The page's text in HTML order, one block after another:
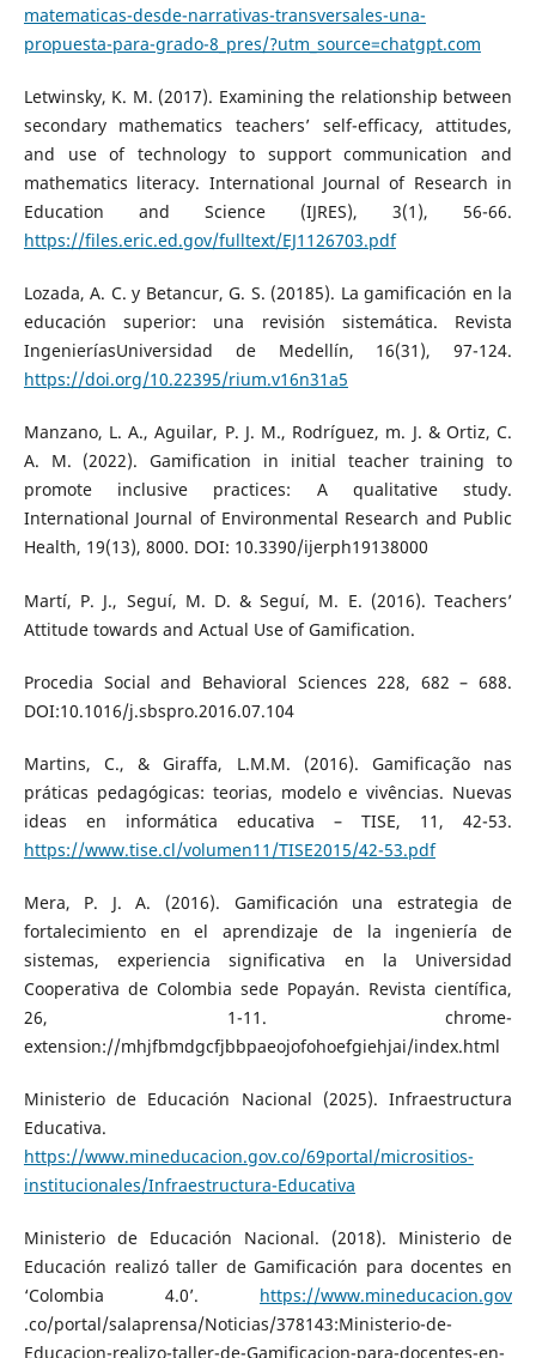
matematicas-desde-narrativas-transversales-una-
propuesta-para-grado-8_pres/?utm_source=chatgpt.com
Letwinsky, K. M. (2017). Examining the relationship between
secondary mathematics teachers’ self-efficacy, attitudes,
and use of technology to support communication and
mathematics literacy. International Journal of Research in
Education and Science (IJRES), 3(1), 56-66.
https://files.eric.ed.gov/fulltext/EJ1126703.pdf
Lozada, A. C. y Betancur, G. S. (20185). La gamificación en la
educación superior: una revisión sistemática. Revista
IngenieríasUniversidad de Medellín, 16(31), 97-124.
https://doi.org/10.22395/rium.v16n31a5
Manzano, L. A., Aguilar, P. J. M., Rodríguez, m. J. & Ortiz, C.
A. M. (2022). Gamification in initial teacher training to
promote inclusive practices: A qualitative study.
International Journal of Environmental Research and Public
Health, 19(13), 8000. DOI: 10.3390/ijerph19138000
Martí, P. J., Seguí, M. D. & Seguí, M. E. (2016). Teachers’
Attitude towards and Actual Use of Gamification.
Procedia Social and Behavioral Sciences 228, 682 – 688.
DOI:10.1016/j.sbspro.2016.07.104
Martins, C., & Giraffa, L.M.M. (2016). Gamificação nas
práticas pedagógicas: teorias, modelo e vivências. Nuevas
ideas en informática educativa – TISE, 11, 42-53.
https://www.tise.cl/volumen11/TISE2015/42-53.pdf
Mera, P. J. A. (2016). Gamificación una estrategia de
fortalecimiento en el aprendizaje de la ingeniería de
sistemas, experiencia significativa en la Universidad
Cooperativa de Colombia sede Popayán. Revista científica,
26, 1-11. chrome-
extension://mhjfbmdgcfjbbpaeojofohoefgiehjai/index.html
Ministerio de Educación Nacional (2025). Infraestructura
Educativa.
https://www.mineducacion.gov.co/69portal/micrositios-
institucionales/Infraestructura-Educativa
Ministerio de Educación Nacional. (2018). Ministerio de
Educación realizó taller de Gamificación para docentes en
‘Colombia 4.0’. https://www.mineducacion.gov
.co/portal/salaprensa/Noticias/378143:Ministerio-de-
Educacion-realizo-taller-de-Gamificacion-para-docentes-en-